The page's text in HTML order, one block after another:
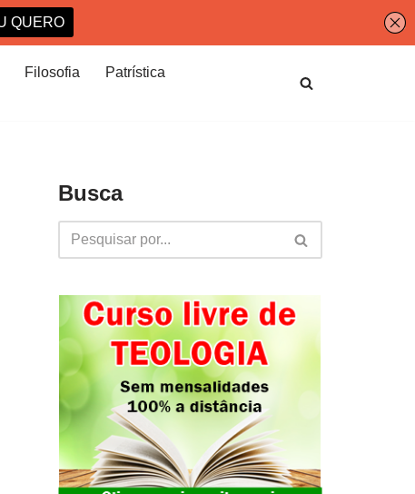
Filosofia
Patrística
Busca